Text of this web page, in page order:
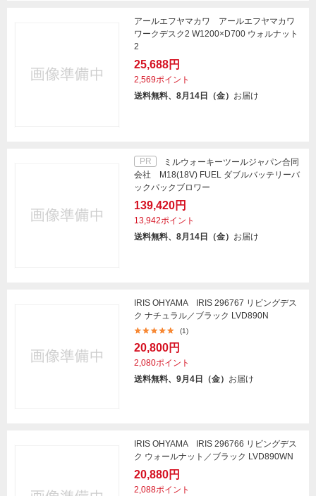
アールエフヤマカワ アールエフヤマカワ
ワークデスク2 W1200×D700 ウォルナット
2
25,688円
2,569ポイント
送料無料、8月14日（金） お届け
PR
ミルウォーキーツールジャパン合同
会社 M18(18V) FUEL ダブルバッテリーバ
ックパックブロワー
139,420円
13,942ポイント
送料無料、8月14日（金） お届け
IRIS OHYAMA IRIS 296767 リビングデス
ク ナチュラル／ブラック LVD890N
(1)
20,800円
2,080ポイント
送料無料、9月4日（金） お届け
IRIS OHYAMA IRIS 296766 リビングデス
ク ウォールナット／ブラック LVD890WN
20,880円
2,088ポイント